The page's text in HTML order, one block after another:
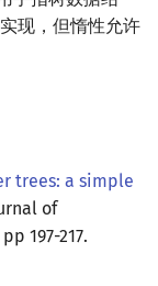
现，但惰性允许
trees: a simple
of
197-217.